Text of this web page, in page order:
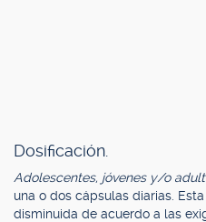
Dosificación.
Adolescentes, jóvenes y/o
una o dos cápsulas diarias.
disminuida de acuerdo a las